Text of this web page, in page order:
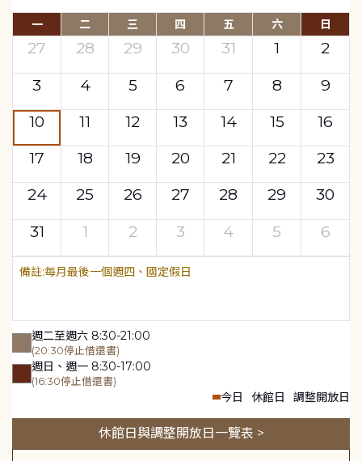
一 二 三 四 五 六 日
27 28 29 30 31 1
2
3
4 5 6 7 8
9
10
11 12 13 14 15
16
17
18 19 20 21 22
23
24
25 26 27 28 29
30
31
1 2 3 4 5 6
每月最後一個週四、國定假日
週二至週六 8:30-21:00
(20:30停止借還書)
週日、週一 8:30-17:00
(16:30停止借還書)
今日 休館日 調整開放日
休館日與調整開放日一覽表 >